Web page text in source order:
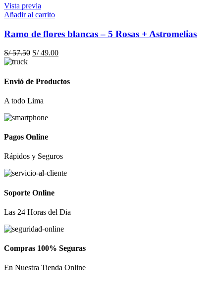
era:
S/ 69.00.
Vista previa
Añadir al carrito
Ramo de flores blancas – 5 Rosas + Astromelias
S/57.50 El
era:
S/49.00El
es:
Envió de Productos
A todo Lima
Pagos Online
Rápidos y Seguros
Soporte Online
Las 24 Horas del Dia
Compras 100% Seguras
En Nuestra Tienda Online